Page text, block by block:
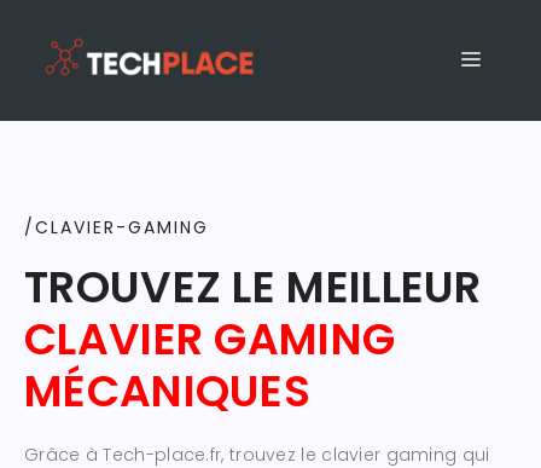
/CLAVIER-GAMING
TROUVEZ LE MEILLEUR
CLAVIER GAMING
MÉCANIQUES
Grâce à Tech-place.fr, trouvez le clavier gaming qui